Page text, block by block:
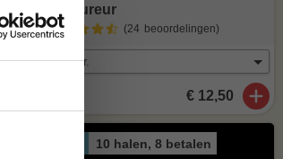
Procureur
(24 beoordelingen)
€ 12,50
10 halen, 8 betalen